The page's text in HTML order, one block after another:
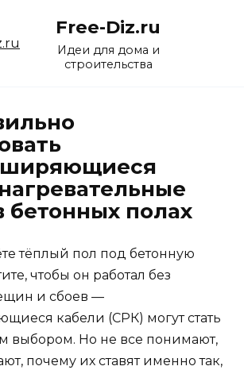
Free-Diz.ru
Идеи для дома и
строительства
бетонных полах
тёплый пол под бетонную
чтобы он работал без
и сбоев —
кабели (СРК) могут стать
выбором. Но не все понимают,
почему их ставят именно так,